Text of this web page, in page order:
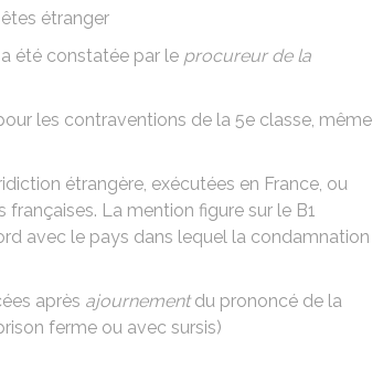
étranger
été constatée par le procureur de la
les contraventions de la 5e classe, même
étrangère, exécutées en France, ou
La mention figure sur le B1
avec le pays dans lequel la condamnation
après ajournementdu prononcé de la
ferme ou avec sursis)